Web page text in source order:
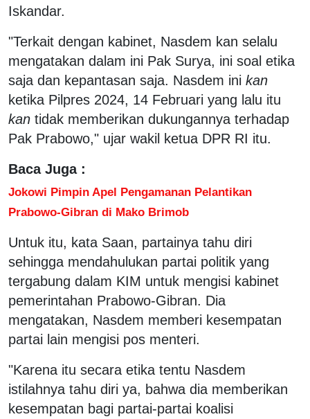
Iskandar.
"Terkait dengan kabinet, Nasdem kan selalu
mengatakan dalam ini Pak Surya, ini soal etika
saja dan kepantasan saja. Nasdem ini kan
ketika Pilpres 2024, 14 Februari yang lalu itu
kan tidak memberikan dukungannya terhadap
Pak Prabowo," ujar wakil ketua DPR RI itu.
Baca Juga :
Jokowi Pimpin Apel Pengamanan Pelantikan
Prabowo-Gibran di Mako Brimob
Untuk itu, kata Saan, partainya tahu diri
sehingga mendahulukan partai politik yang
tergabung dalam KIM untuk mengisi kabinet
pemerintahan Prabowo-Gibran. Dia
mengatakan, Nasdem memberi kesempatan
partai lain mengisi pos menteri.
"Karena itu secara etika tentu Nasdem
istilahnya tahu diri ya, bahwa dia memberikan
kesempatan bagi partai-partai koalisi